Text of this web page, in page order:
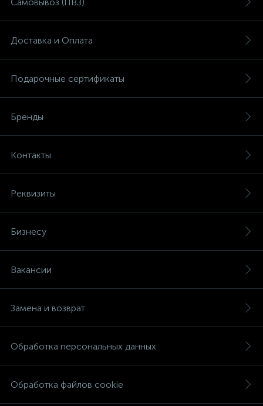
Доставка и Оплата
Подарочные сертификаты
Бренды
Контакты
Реквизиты
Бизнесу
Вакансии
Замена и возврат
Обработка персональных данных
Обработка файлов cookie